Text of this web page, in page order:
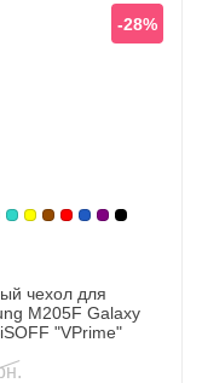
Бирюзовый
Желтый
Коричневый
Красный
Синий,Черный
-28%
чехол для
M205F Galaxy
"VPrime"